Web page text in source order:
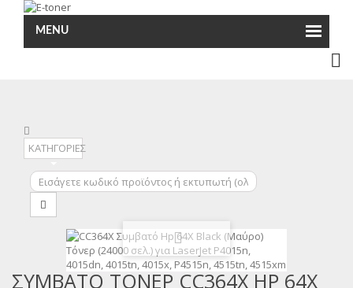
MENU
ΚΑΤΗΓΟΡΙΕΣ
ΣΥΜΒΑΤΌ ΤΌΝΕΡ CC364X HP 64Χ